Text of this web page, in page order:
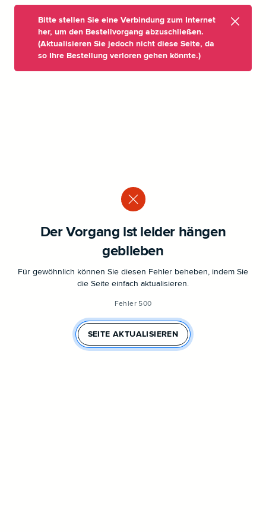
Bitte stellen Sie eine Verbindung zum Internet
her, um den Bestellvorgang abzuschließen.
(Aktualisieren Sie jedoch nicht diese Seite, da
so Ihre Bestellung verloren gehen könnte.)
Der Vorgang ist leider hängen
geblieben
Für gewöhnlich können Sie diesen Fehler beheben, indem Sie
die Seite einfach aktualisieren.
Fehler 500
SEITE AKTUALISIEREN